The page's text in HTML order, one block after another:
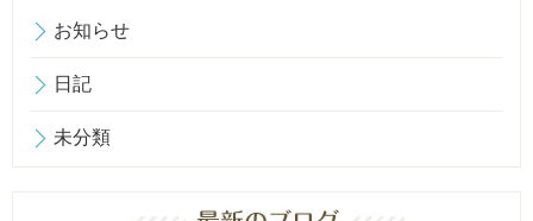
お知らせ
日記
未分類